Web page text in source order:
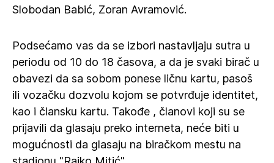
Slobodan Babić, Zoran Avramović.
Podsećamo vas da se izbori nastavljaju sutra u
periodu od 10 do 18 časova, a da je svaki birač u
obavezi da sa sobom ponese ličnu kartu, pasoš
ili vozačku dozvolu kojom se potvrđuje identitet,
kao i člansku kartu. Takođe , članovi koji su se
prijavili da glasaju preko interneta, neće biti u
mogućnosti da glasaju na biračkom mestu na